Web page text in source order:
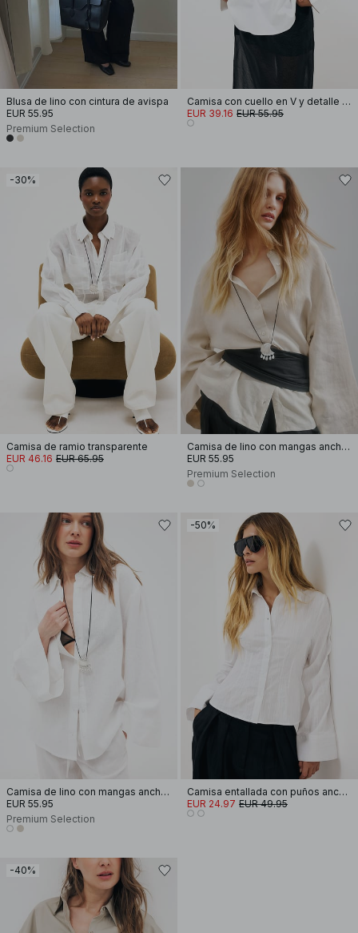
Blusa de lino con cintura de avispa
EUR 55.95
Premium Selection
Camisa con cuello en V y detalle de collar
EUR 39.16 EUR 55.95
-30%
Camisa de ramio transparente
EUR 46.16 EUR 65.95
Camisa de lino con mangas anchas
EUR 55.95
Premium Selection
Camisa de lino con mangas anchas
EUR 55.95
Premium Selection
-50%
Camisa entallada con puños anchos
EUR 24.97 EUR 49.95
-40%